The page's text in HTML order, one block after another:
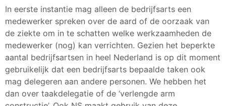
In eerste instantie mag alleen de bedrijfsarts een
medewerker spreken over de aard of de oorzaak van
de ziekte om in te schatten welke werkzaamheden de
medewerker (nog) kan verrichten. Gezien het beperkte
aantal bedrijfsartsen in heel Nederland is op dit moment
gebruikelijk dat een bedrijfsarts bepaalde taken ook
mag delegeren aan andere personen. We hebben het
dan over taakdelegatie of de ‘verlengde arm